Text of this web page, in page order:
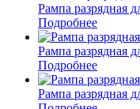
Рампа разрядная
Подробнее
Рампа разрядная
Подробнее
Рампа разрядная